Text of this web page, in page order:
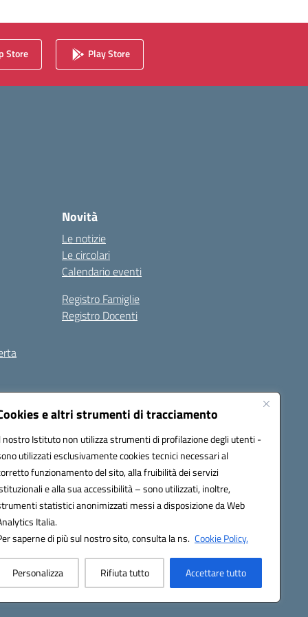
e altri strumenti di tracciamento
nostro Istituto non utilizza strumenti di profilazione degli utenti -
utilizzati esclusivamente cookies tecnici necessari al
funzionamento del sito, alla fruibilità dei servizi
e alla sua accessibilità – sono utilizzati, inoltre,
statistici anonimizzati messi a disposizione da Web
Italia.
saperne di più sul nostro sito, consulta la ns. Cookie Policy.
Personalizza Rifiuta tutto Accettare tutto
Store Play Store
Novità
Le notizie
Le circolari
Calendario eventi
Registro Famiglie
Registro Docenti
Note legali